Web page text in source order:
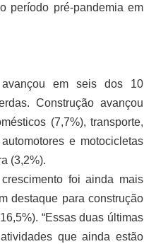
período pré-pandemia em
em seis dos 10
Construção avançou
(7,7%), transporte,
e motocicletas
(3,2%).
foi ainda mais
destaque para construção
“Essas duas últimas
que ainda estão